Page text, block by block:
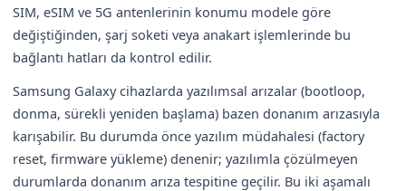
SIM, eSIM ve 5G antenlerinin konumu modele göre
değiştiğinden, şarj soketi veya anakart işlemlerinde bu
bağlantı hatları da kontrol edilir.
Samsung Galaxy cihazlarda yazılımsal arızalar (bootloop,
donma, sürekli yeniden başlama) bazen donanım arızasıyla
karışabilir. Bu durumda önce yazılım müdahalesi (factory
reset, firmware yükleme) denenir; yazılımla çözülmeyen
durumlarda donanım arıza tespitine geçilir. Bu iki aşamalı